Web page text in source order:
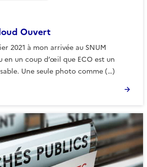
Ouvert
2021 à mon arrivée au SNUM
en un coup d’œil que ECO est un
Une seule photo comme (…)